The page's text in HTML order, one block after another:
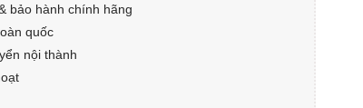
bảo hành chính hãng
quốc
nội thành